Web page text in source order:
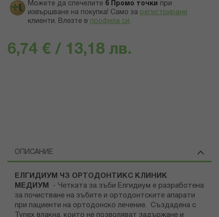
Можете да спечелите 6 Промо точки
при
извършване на покупка! Само за регистрирани
клиенти. Влезте в профила си .
6,74 € / 13,18 лв.
ОПИСАНИЕ
ЕЛГИДИУМ ЧЗ ОРТОДОНТИКС КЛИНИК
МЕДИУМ
- Четката за зъби Елгидиум е разработена
за почистване на зъбите и ортодонтските апарати
при пациенти на ортодонско лечение. Създадена с
Tynex влакна, които не позволяват задържане и